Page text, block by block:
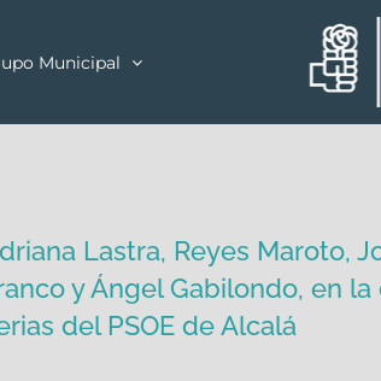
Municipal
Lastra, Reyes Maroto,
y Ángel Gabilondo, en
del PSOE de Alcalá